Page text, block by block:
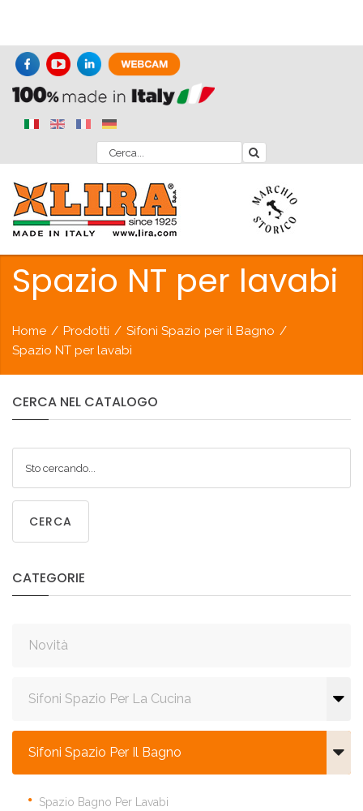
Spazio NT per lavabi
Home / Prodotti / Sifoni Spazio per il Bagno /
Spazio NT per lavabi
CERCA NEL CATALOGO
CERCA
CATEGORIE
Novità
Sifoni Spazio Per La Cucina
Sifoni Spazio Per Il Bagno
Spazio Bagno Per Lavabi